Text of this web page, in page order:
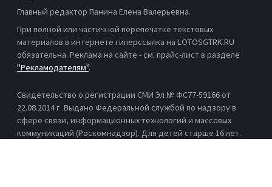
Главный редактор Панина Елена Валерьевна.
При полной или частичной перепечатке текстовых
материалов в интернете гиперссылка на LOTOSGTRK.RU
обязательна. Реклама на сайте - см. прайс-лист в разделе
"Рекламодателям".
Свидетельство о регистрации СМИ Эл № ФС77-59166 от
22.08.2014 г. Выдано Федеральной службой по надзору в
сфере связи, информационных технологий и массовых
коммуникаций (Роскомнадзор). Для детей старше 16 лет.